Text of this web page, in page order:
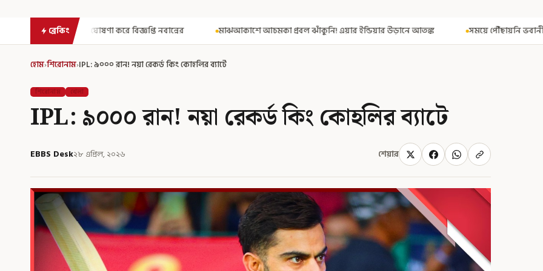
ব্রেকিং
বিজ্ঞপ্তি নবান্নের মাঝআকাশে আচমকা প্রবল ঝাঁকুনি! এয়ার ইন্ডিয়ার উড়ানে আতঙ্ক সময়ে পৌঁছায়নি ভবানীপুর ভোট-মামলার নথি!
হোম›শিরোনাম›IPL: ৯০০০ রান! নয়া রেকর্ড কিং কোহলির ব্যাটে
শিরোনাম খেলা
IPL: ৯০০০ রান! নয়া রেকর্ড কিং কোহলির ব্যাটে
EBBS Desk২৮ এপ্রিল, ২০২৬ শেয়ার